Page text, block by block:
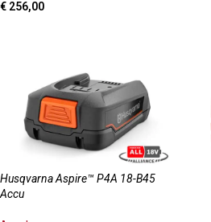
€ 256,00
Husqvarna Aspire™ P4A 18-B45
Accu